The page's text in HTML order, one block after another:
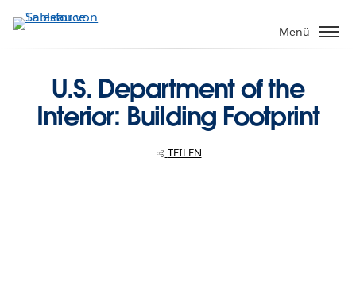
Direkt
zum
Menü
U.S. Department of the
Interior: Building Footprint
TEILEN